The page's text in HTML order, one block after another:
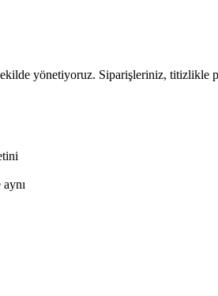
yönetiyoruz. Siparişleriniz, titizlikle